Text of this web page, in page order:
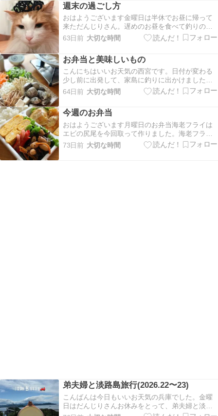
み、駐車場も並ぶので早めに出発したら、運良く
空いていて1…
週末の過ごし方
おはようございます金曜日は半休でお昼に帰って
来ただんじりさん。遅めのお昼を食べて釣りの準
備。夕飯は軽めに済ませ、おにぎりだけ持たせて
日付が変わる前に、家島に出発私はSECOMを入れ
からだんじりさんのベット周りをお洗濯。お昼
は、釣りの日…
63日前 大切な時間
お弁当と美味しいもの
こんにちはいいお天気の西宮です。日付が変わる
少し前に出発して、家島に釣りに出かけました。
今日はがまかつの大会だったかな？今頃楽しんで
からと思います。私はいつもよりゆっくり寝て、
気持ち良く乾きそうです。先週末、はまぐり届き
ました。スーパ…
64日前 大切な時間
今週のお弁当
おはようございます月曜日のお弁当海老フライは
エビの尻尾を今回取って作りました。海老フラ
イ、玉子焼き、ひじきの煮物、ウィンナー火曜日
のお弁当焼き肉味風炒め物、玉子焼き、ひじきの
73日前 大切な時間
弟夫婦と淡路島旅行(2026.22〜23)
こんばんは今日もいいお天気の兵庫でした。金曜
日はだんじりさんお休みをとって、弟夫婦と淡路
島旅行に出掛けて来ました。『行こうね！』と話